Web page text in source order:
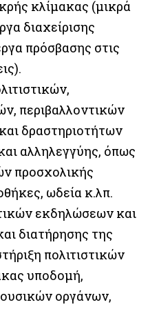
κλίμακας (μικρά
διαχείρισης
πρόσβασης στις
περιβαλλοντικών
δραστηριοτήτων
αλληλεγγύης, όπως
προσχολικής
ωδεία κ.λπ.
εκδηλώσεων και
διατήρησης της
πολιτιστικών
υποδομή,
οργάνων,